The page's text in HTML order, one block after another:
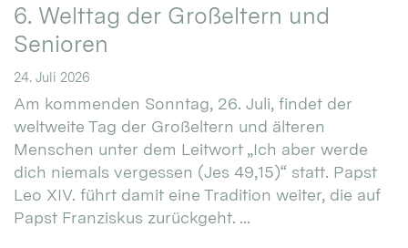
6. Welttag der Großeltern und
Senioren
24. Juli 2026
Am kommenden Sonntag, 26. Juli, findet der
weltweite Tag der Großeltern und älteren
Menschen unter dem Leitwort „Ich aber werde
dich niemals vergessen (Jes 49,15)“ statt. Papst
Leo XIV. führt damit eine Tradition weiter, die auf
Papst Franziskus zurückgeht. ...